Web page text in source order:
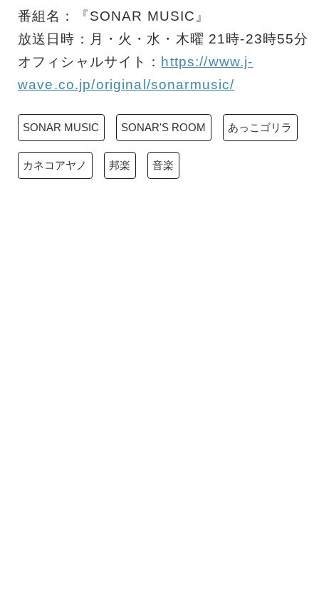
番組名：『SONAR MUSIC』
放送日時：月・火・水・木曜 21時-23時55分
オフィシャルサイト： https://www.j-
wave.co.jp/original/sonarmusic/
SONAR MUSIC SONAR'S ROOM あっこゴリラ
カネコアヤノ 邦楽 音楽